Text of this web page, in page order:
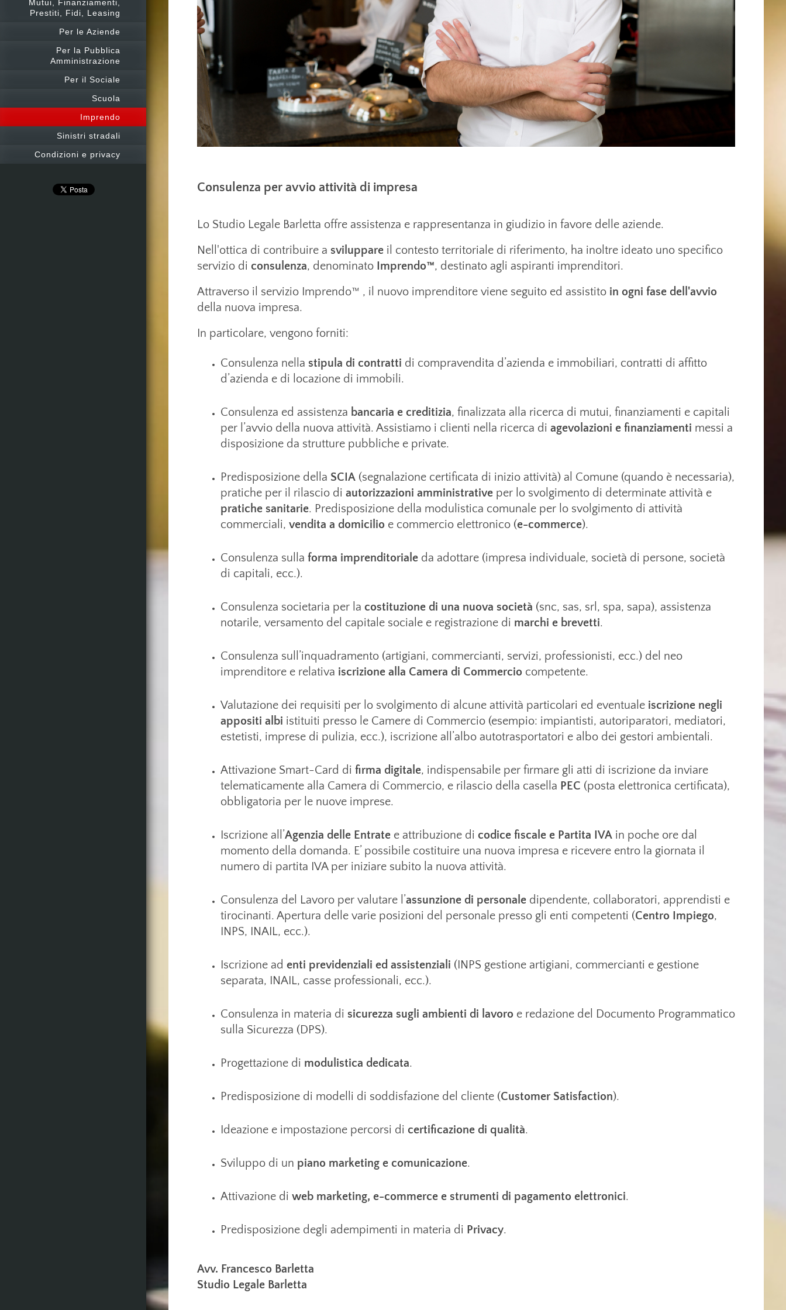
Mutui, Finanziamenti,
Prestiti, Fidi, Leasing
Per le Aziende
Per la Pubblica
Amministrazione
Per il Sociale
Scuola
Imprendo
Sinistri stradali
Condizioni e privacy
Consulenza per avvio attività di impresa
Lo Studio Legale Barletta offre assistenza e rappresentanza in giudizio in favore delle aziende.
Nell'ottica di contribuire a sviluppare il contesto territoriale di riferimento, ha inoltre ideato uno specifico
servizio di consulenza, denominato Imprendo™, destinato agli aspiranti imprenditori.
Attraverso il servizio Imprendo™ , il nuovo imprenditore viene seguito ed assistito in ogni fase dell'avvio
della nuova impresa.
In particolare, vengono forniti:
Consulenza nella stipula di contratti di compravendita d’azienda e immobiliari, contratti di affitto
d’azienda e di locazione di immobili.
Consulenza ed assistenza bancaria e creditizia, finalizzata alla ricerca di mutui, finanziamenti e capitali
per l’avvio della nuova attività. Assistiamo i clienti nella ricerca di agevolazioni e finanziamenti messi a
disposizione da strutture pubbliche e private.
Predisposizione della SCIA (segnalazione certificata di inizio attività) al Comune (quando è necessaria),
pratiche per il rilascio di autorizzazioni amministrative per lo svolgimento di determinate attività e
pratiche sanitarie. Predisposizione della modulistica comunale per lo svolgimento di attività
commerciali, vendita a domicilio e commercio elettronico (e-commerce).
Consulenza sulla forma imprenditoriale da adottare (impresa individuale, società di persone, società
di capitali, ecc.).
Consulenza societaria per la costituzione di una nuova società (snc, sas, srl, spa, sapa), assistenza
notarile, versamento del capitale sociale e registrazione di marchi e brevetti.
Consulenza sull’inquadramento (artigiani, commercianti, servizi, professionisti, ecc.) del neo
imprenditore e relativa iscrizione alla Camera di Commercio competente.
Valutazione dei requisiti per lo svolgimento di alcune attività particolari ed eventuale iscrizione negli
appositi albi istituiti presso le Camere di Commercio (esempio: impiantisti, autoriparatori, mediatori,
estetisti, imprese di pulizia, ecc.), iscrizione all’albo autotrasportatori e albo dei gestori ambientali.
Attivazione Smart-Card di firma digitale, indispensabile per firmare gli atti di iscrizione da inviare
telematicamente alla Camera di Commercio, e rilascio della casella PEC (posta elettronica certificata),
obbligatoria per le nuove imprese.
Iscrizione all’Agenzia delle Entrate e attribuzione di codice fiscale e Partita IVA in poche ore dal
momento della domanda. E’ possibile costituire una nuova impresa e ricevere entro la giornata il
numero di partita IVA per iniziare subito la nuova attività.
Consulenza del Lavoro per valutare l’assunzione di personale dipendente, collaboratori, apprendisti e
tirocinanti. Apertura delle varie posizioni del personale presso gli enti competenti (Centro Impiego,
INPS, INAIL, ecc.).
Iscrizione ad enti previdenziali ed assistenziali (INPS gestione artigiani, commercianti e gestione
separata, INAIL, casse professionali, ecc.).
Consulenza in materia di sicurezza sugli ambienti di lavoro e redazione del Documento Programmatico
sulla Sicurezza (DPS).
Progettazione di modulistica dedicata.
Predisposizione di modelli di soddisfazione del cliente (Customer Satisfaction).
Ideazione e impostazione percorsi di certificazione di qualità.
Sviluppo di un piano marketing e comunicazione.
Attivazione di web marketing, e-commerce e strumenti di pagamento elettronici.
Predisposizione degli adempimenti in materia di Privacy.
Avv. Francesco Barletta
Studio Legale Barletta